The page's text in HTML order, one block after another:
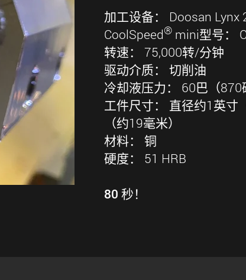
加工设备： Doosan Lynx
CoolSpeed® mini型号：
转速： 75,000转/分钟
驱动介质： 切削油
冷却液压力： 60巴（870
工件尺寸： 直径约1英寸
（约19毫米）
材料： 铜
硬度： 51 HRB
80 秒！